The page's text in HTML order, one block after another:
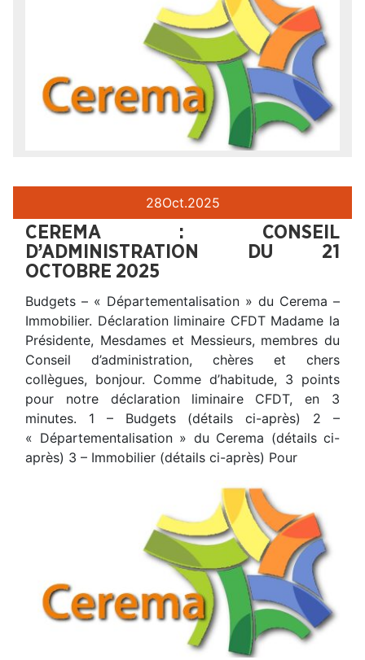
28Oct.2025
CEREMA : CONSEIL
D’ADMINISTRATION DU 21
OCTOBRE 2025
Budgets – « Départementalisation » du Cerema –
Immobilier. Déclaration liminaire CFDT Madame la
Présidente, Mesdames et Messieurs, membres du
Conseil d’administration, chères et chers
collègues, bonjour. Comme d’habitude, 3 points
pour notre déclaration liminaire CFDT, en 3
minutes. 1 – Budgets (détails ci-après) 2 –
« Départementalisation » du Cerema (détails ci-
après) 3 – Immobilier (détails ci-après) Pour